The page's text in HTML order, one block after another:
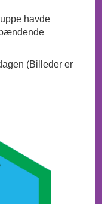
havde
(Billeder er